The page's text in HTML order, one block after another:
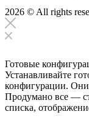
2026 © All rights
Готовые
Устанавливайте
конфигурации. Они
Продумано все —
списка,